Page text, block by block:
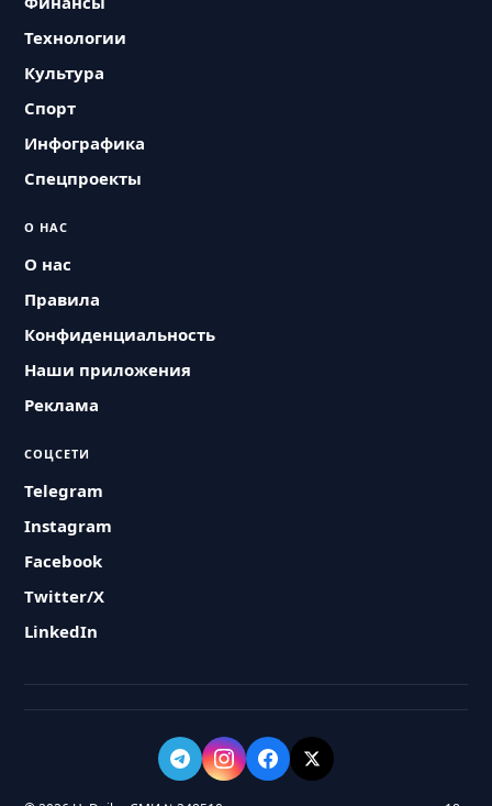
Технологии
Культура
Спорт
Инфографика
Спецпроекты
О НАС
О нас
Правила
Конфиденциальность
Наши приложения
Реклама
СОЦСЕТИ
Telegram
Instagram
Facebook
Twitter/X
LinkedIn